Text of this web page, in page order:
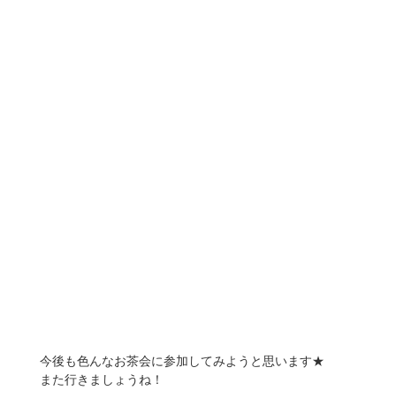
今後も色んなお茶会に参加してみようと思います★
また行きましょうね！